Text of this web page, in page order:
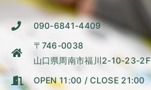
090-6841-4409
〒746-0038
山口県周南市福川2-10-23-2F
OPEN 11:00 / CLOSE 21:00